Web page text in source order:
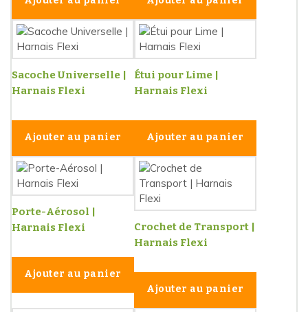
Sacoche Universelle |
Harnais Flexi
Ajouter au panier
Étui pour Lime |
Harnais Flexi
Ajouter au panier
Porte-Aérosol |
Harnais Flexi
Ajouter au panier
Crochet de Transport |
Harnais Flexi
Ajouter au panier